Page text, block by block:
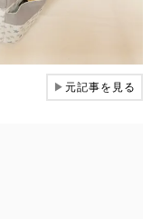
▶元記事を見る